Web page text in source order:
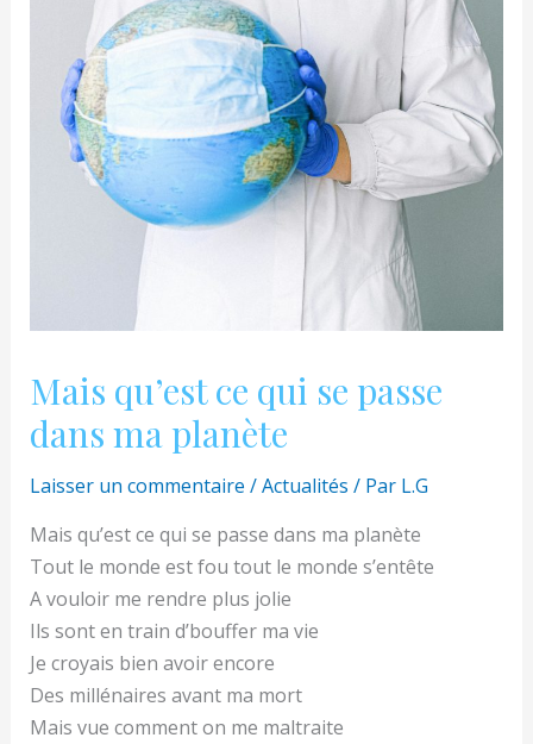
Mais qu’est ce qui se passe
dans ma planète
Laisser un commentaire /Actualités / Par L.G
Mais qu’est ce qui se passe dans ma planète
Tout le monde est fou tout le monde s’entête
A vouloir me rendre plus jolie
Ils sont en train d’bouffer ma vie
Je croyais bien avoir encore
Des millénaires avant ma mort
Mais vue comment on me maltraite